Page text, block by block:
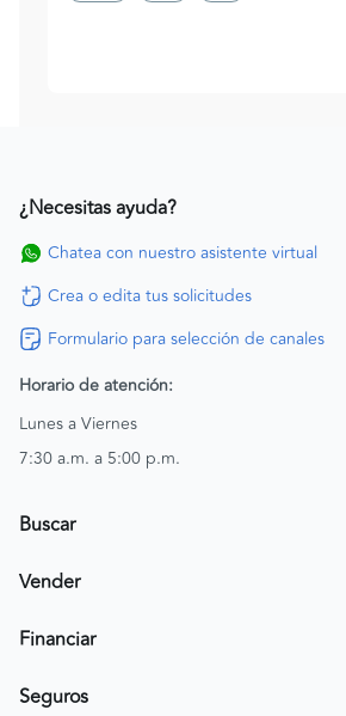
¿Necesitas ayuda?
Chatea con nuestro asistente virtual
Crea o edita tus solicitudes
Formulario para selección de canales
Horario de atención:
Lunes a Viernes
7:30 a.m. a 5:00 p.m.
Buscar
Encuentra un carro
Vender
Publicar mi vehículo
Financiar
Simular crédito
Seguros